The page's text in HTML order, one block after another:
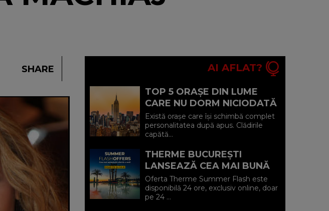
SHARE AI AFLAT?
TOP 5 ORAȘE DIN LUME
CARE NU DORM NICIODATĂ
ȘI POVEȘTILE DIN SPATELE
CELOR MAI CELEBRE
BULEVARDE DE ...
Există orașe care își schimbă complet
personalitatea după apus. Clădirile
capătă...
THERME BUCUREȘTI
LANSEAZĂ CEA MAI BUNĂ
OFERTĂ A VERII: MINUS 20%
LA VOUCHERE, DOAR PE 24
IULIE (P)...
Oferta Therme Summer Flash este
disponibilă 24 ore, exclusiv online, doar
pe 24 ...